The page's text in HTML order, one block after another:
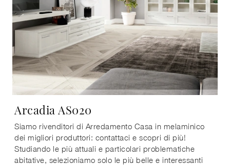
Arcadia AS020
Siamo rivenditori di Arredamento Casa in melaminico
dei migliori produttori: contattaci e scopri di più!
Studiando le più attuali e particolari problematiche
abitative, selezioniamo solo le più belle e interessanti